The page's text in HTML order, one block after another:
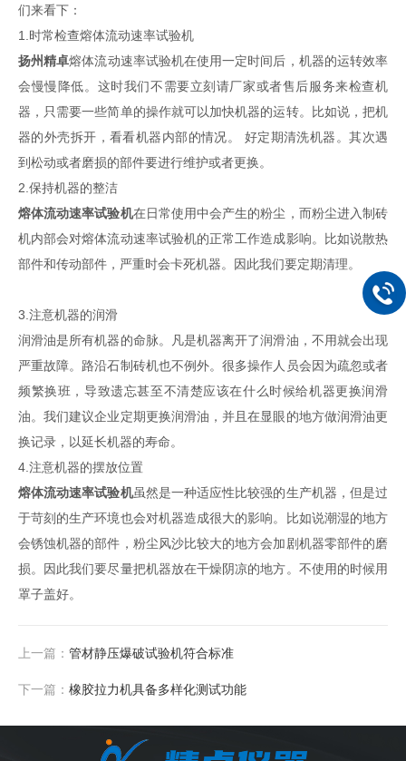
们来看下：
1.时常检查熔体流动速率试验机
扬州精卓熔体流动速率试验机在使用一定时间后，机器的运转效率
会慢慢降低。这时我们不需要立刻请厂家或者售后服务来检查机
器，只需要一些简单的操作就可以加快机器的运转。比如说，把机
器的外壳拆开，看看机器内部的情况。 好定期清洗机器。其次遇
到松动或者磨损的部件要进行维护或者更换。
2.保持机器的整洁
熔体流动速率试验机在日常使用中会产生的粉尘，而粉尘进入制砖
机内部会对熔体流动速率试验机的正常工作造成影响。比如说散热
部件和传动部件，严重时会卡死机器。因此我们要定期清理。
3.注意机器的润滑
润滑油是所有机器的命脉。凡是机器离开了润滑油，不用就会出现
严重故障。路沿石制砖机也不例外。很多操作人员会因为疏忽或者
频繁换班，导致遗忘甚至不清楚应该在什么时候给机器更换润滑
油。我们建议企业定期更换润滑油，并且在显眼的地方做润滑油更
换记录，以延长机器的寿命。
4.注意机器的摆放位置
熔体流动速率试验机虽然是一种适应性比较强的生产机器，但是过
于苛刻的生产环境也会对机器造成很大的影响。比如说潮湿的地方
会锈蚀机器的部件，粉尘风沙比较大的地方会加剧机器零部件的磨
损。因此我们要尽量把机器放在干燥阴凉的地方。不使用的时候用
罩子盖好。
上一篇： 管材静压爆破试验机符合标准
下一篇： 橡胶拉力机具备多样化测试功能